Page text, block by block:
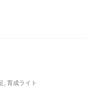
育成ライト